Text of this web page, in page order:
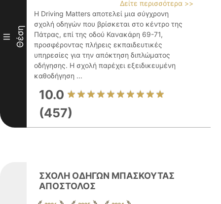
III Θέση
Δείτε περισσότερα >>
Η Driving Matters αποτελεί μια σύγχρονη
σχολή οδηγών που βρίσκεται στο κέντρο της
Πάτρας, επί της οδού Κανακάρη 69-71,
προσφέροντας πλήρεις εκπαιδευτικές
υπηρεσίες για την απόκτηση διπλώματος
οδήγησης. Η σχολή παρέχει εξειδικευμένη
καθοδήγηση ...
10.0
(457)
ΣΧΟΛΗ ΟΔΗΓΩΝ ΜΠΑΣΚΟΥΤΑΣ
ΑΠΟΣΤΟΛΟΣ